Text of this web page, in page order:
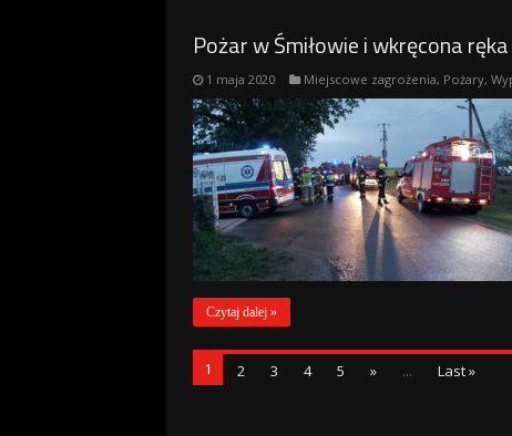
Pożar w Śmiłowie i wkręcona
1 maja 2020 Miejscowe zagrożenia, Pożary,
Czytaj dalej »
1 2 3 4 5 » ... Last »